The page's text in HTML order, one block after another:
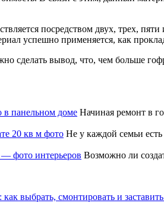
посредством двух, трех,
успешно применяется, как
сделать вывод, что, чем больше
в панельном доме Начиная ремонт в
20 кв м фото Не у каждой семьи
фото интерьеров Возможно ли
выбрать, смонтировать и заставить